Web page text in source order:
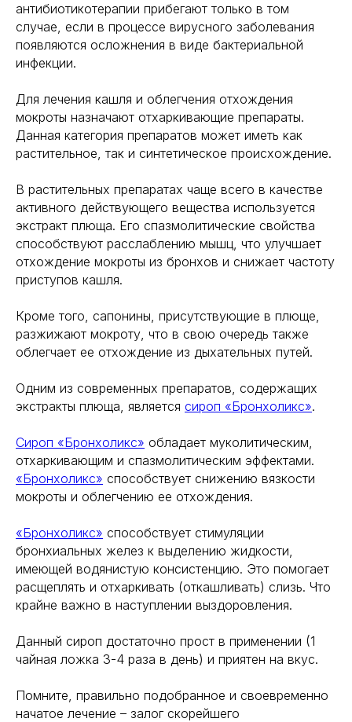
антибиотикотерапии прибегают только в том
случае, если в процессе вирусного заболевания
появляются осложнения в виде бактериальной
инфекции.
Для лечения кашля и облегчения отхождения
мокроты назначают отхаркивающие препараты.
Данная категория препаратов может иметь как
растительное, так и синтетическое происхождение.
В растительных препаратах чаще всего в качестве
активного действующего вещества используется
экстракт плюща. Его спазмолитические свойства
способствуют расслаблению мышц, что улучшает
отхождение мокроты из бронхов и снижает частоту
приступов кашля.
Кроме того, сапонины, присутствующие в плюще,
разжижают мокроту, что в свою очередь также
облегчает ее отхождение из дыхательных путей.
Одним из современных препаратов, содержащих
экстракты плюща, является сироп «Бронхоликс».
Сироп «Бронхоликс» обладает муколитическим,
отхаркивающим и спазмолитическим эффектами.
«Бронхоликс» способствует снижению вязкости
мокроты и облегчению ее отхождения.
«Бронхоликс» способствует стимуляции
бронхиальных желез к выделению жидкости,
имеющей водянистую консистенцию. Это помогает
расщеплять и отхаркивать (откашливать) слизь. Что
крайне важно в наступлении выздоровления.
Данный сироп достаточно прост в применении (1
чайная ложка 3-4 раза в день) и приятен на вкус.
Помните, правильно подобранное и своевременно
начатое лечение – залог скорейшего